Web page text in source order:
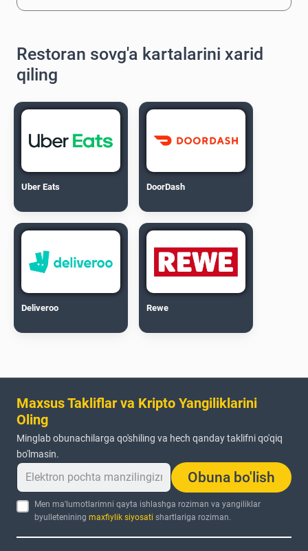
Restoran sovg'a kartalarini xarid
qiling
Uber Eats DoorDash
Deliveroo Rewe
Maxsus Takliflar va Kripto Yangiliklarini
Oling
Minglab obunachilarga qo'shiling va hech qanday taklifni qo'qiq
bo'lmasin.
Obuna bo'lish
Men ma'lumotlarimni qayta ishlashga roziman va yangiliklar
byulleteniningmaxfiylik siyosati shartlariga roziman.